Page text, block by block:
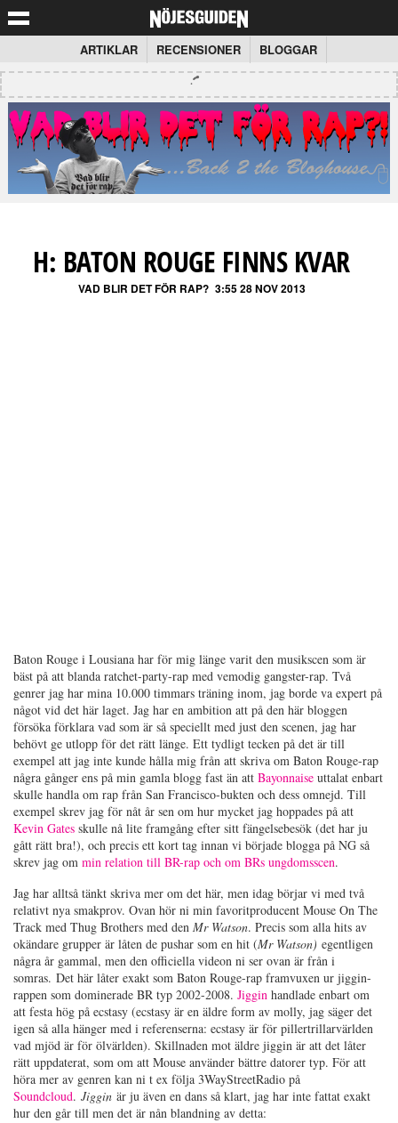
ARTIKLAR RECENSIONER BLOGGAR
H: BATON ROUGE FINNS KVAR
VAD BLIR DET FÖR RAP? 3:55 28 NOV 2013
Baton Rouge i Lousiana har för mig länge varit den musikscen som är
bäst på att blanda ratchet-party-rap med vemodig gangster-rap. Två
genrer jag har mina 10.000 timmars träning inom, jag borde va expert på
något vid det här laget. Jag har en ambition att på den här bloggen
försöka förklara vad som är så speciellt med just den scenen, jag har
behövt ge utlopp för det rätt länge. Ett tydligt tecken på det är till
exempel att jag inte kunde hålla mig från att skriva om Baton Rouge-rap
några gånger ens på min gamla blogg fast än att Bayonnaise uttalat enbart
skulle handla om rap från San Francisco-bukten och dess omnejd. Till
exempel skrev jag för nåt år sen om hur mycket jag hoppades på att
Kevin Gates skulle nå lite framgång efter sitt fängelsebesök (det har ju
gått rätt bra!), och precis ett kort tag innan vi började blogga på NG så
skrev jag om min relation till BR-rap och om BRs ungdomsscen.
Jag har alltså tänkt skriva mer om det här, men idag börjar vi med två
relativt nya smakprov. Ovan hör ni min favoritproducent Mouse On The
Track med Thug Brothers med den Mr Watson. Precis som alla hits av
okändare grupper är låten de pushar som en hit (Mr Watson) egentligen
några år gammal, men den officiella videon ni ser ovan är från i
somras. Det här låter exakt som Baton Rouge-rap framvuxen ur jiggin-
rappen som dominerade BR typ 2002-2008. Jiggin handlade enbart om
att festa hög på ecstasy (ecstasy är en äldre form av molly, jag säger det
igen så alla hänger med i referenserna: ecstasy är för pillertrillarvärlden
vad mjöd är för ölvärlden). Skillnaden mot äldre jiggin är att det låter
rätt uppdaterat, som om att Mouse använder bättre datorer typ. För att
höra mer av genren kan ni t ex följa 3WayStreetRadio på
Soundcloud. Jiggin är ju även en dans så klart, jag har inte fattat exakt
hur den går till men det är nån blandning av detta: